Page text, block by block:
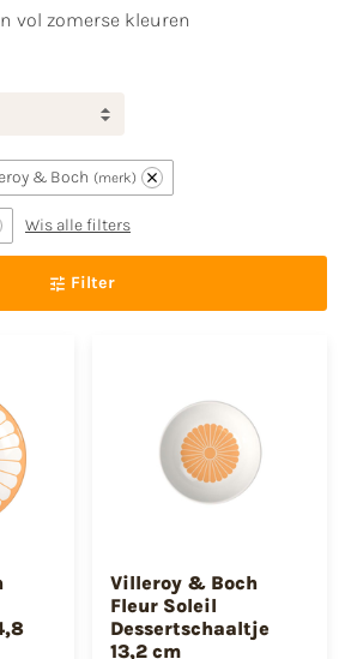
vol zomerse kleuren
& Boch merk
Wis alle filters
Filter
Villeroy & Boch
Fleur Soleil
Dessertschaaltje
13,2 cm